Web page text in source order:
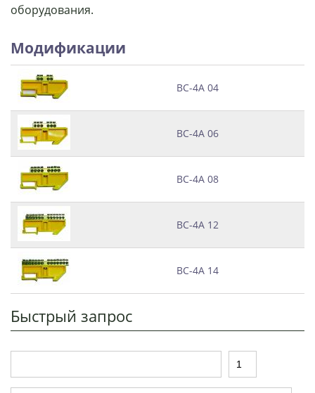
оборудования.
Модификации
ВС-4А 04
ВС-4А 06
ВС-4А 08
ВС-4А 12
ВС-4А 14
Быстрый запрос
в
л